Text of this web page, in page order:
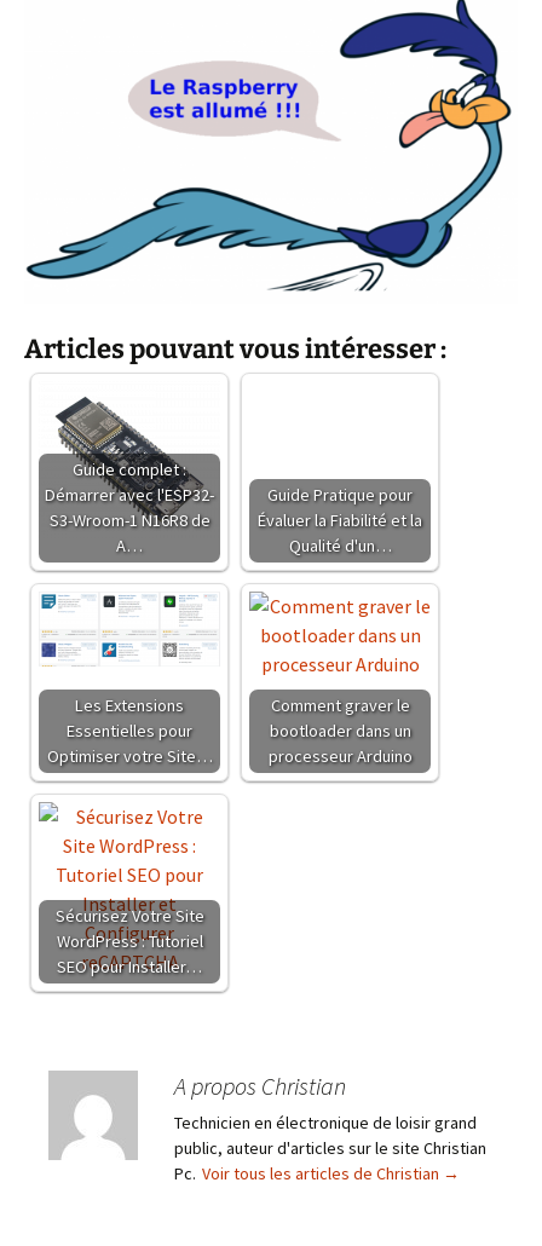
Articles pouvant vous intéresser :
Guide complet :
Démarrer avec l'ESP32-
S3-Wroom-1 N16R8 de
A…
Guide Pratique pour
Évaluer la Fiabilité et la
Qualité d'un…
Les Extensions
Essentielles pour
Optimiser votre Site…
Comment graver le
bootloader dans un
processeur Arduino
Sécurisez Votre Site
WordPress : Tutoriel
SEO pour Installer…
A propos Christian
Technicien en électronique de loisir grand
public, auteur d'articles sur le site Christian
Pc. Voir tous les articles de Christian →